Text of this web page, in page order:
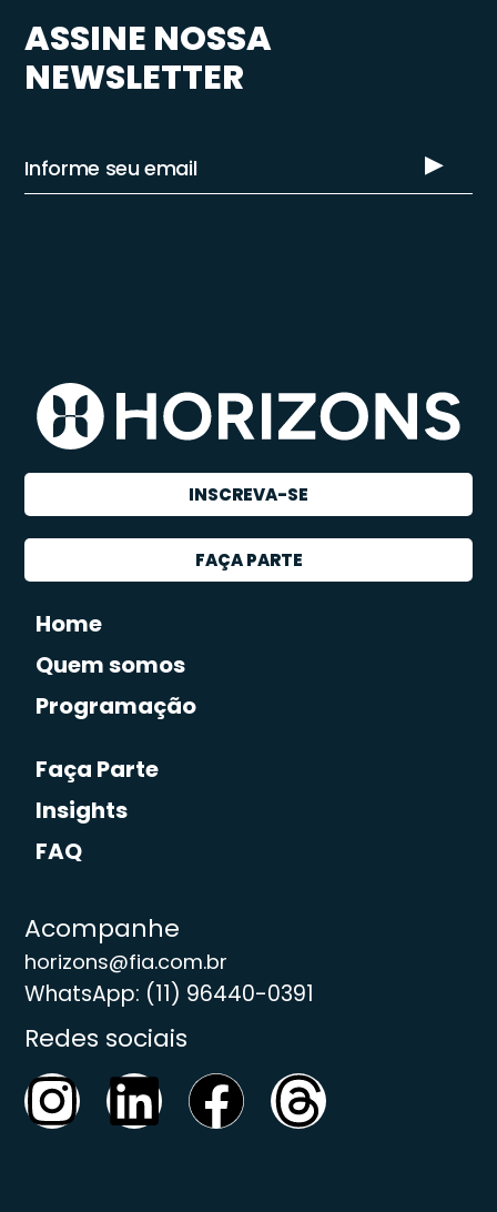
ASSINE NOSSA
NEWSLETTER
INSCREVA-SE
FAÇA PARTE
Home
Quem somos
Programação
Faça Parte
Insights
FAQ
Acompanhe
horizons@fia.com.br
WhatsApp: (11) 96440-0391
Redes sociais